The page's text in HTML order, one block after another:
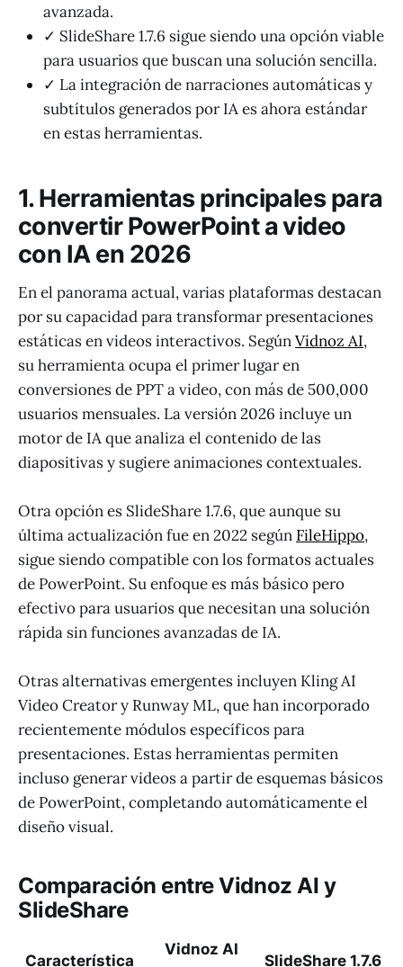
avanzada.
✓ SlideShare 1.7.6 sigue siendo una opción viable
para usuarios que buscan una solución sencilla.
✓ La integración de narraciones automáticas y
subtítulos generados por IA es ahora estándar
en estas herramientas.
1. Herramientas principales para
convertir PowerPoint a video
con IA en 2026
En el panorama actual, varias plataformas destacan
por su capacidad para transformar presentaciones
estáticas en videos interactivos. SegúnVidnoz AI,
su herramienta ocupa el primer lugar en
conversiones de PPT a video, con más de 500,000
usuarios mensuales. La versión 2026 incluye un
motor de IA que analiza el contenido de las
diapositivas y sugiere animaciones contextuales.
Otra opción es SlideShare 1.7.6, que aunque su
última actualización fue en 2022 según FileHippo,
sigue siendo compatible con los formatos actuales
de PowerPoint. Su enfoque es más básico pero
efectivo para usuarios que necesitan una solución
rápida sin funciones avanzadas de IA.
Otras alternativas emergentes incluyen Kling AI
Video Creator y Runway ML, que han incorporado
recientemente módulos específicos para
presentaciones. Estas herramientas permiten
incluso generar videos a partir de esquemas básicos
de PowerPoint, completando automáticamente el
diseño visual.
Comparación entre Vidnoz AI y
SlideShare
Característica
Vidnoz AI
SlideShare 1.7.6